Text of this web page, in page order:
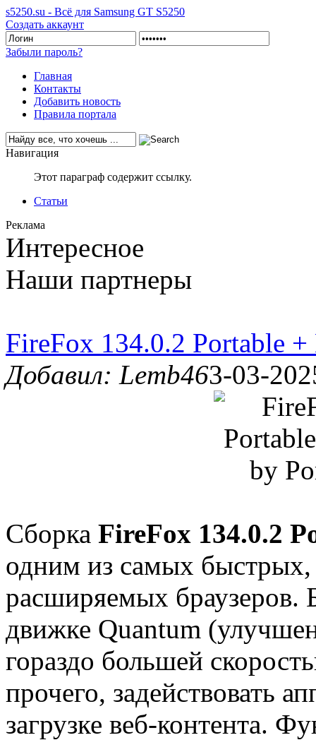
s5250.su - Всё для Samsung GT S5250
Создать аккаунт
Забыли пароль?
Главная
Контакты
Добавить новость
Правила портала
Навигация
Этот параграф содержит ссылку.
Статьи
Реклама
Интересное
Наши партнеры
FireFox 134.0.2 Portable
Добавил: Lemb463-03-
Cборка FireFox 134.0.2
одним из самых
расширяемых браузеров.
движке Quantum
гораздо большей
прочего, задействовать
загрузке веб-контента.